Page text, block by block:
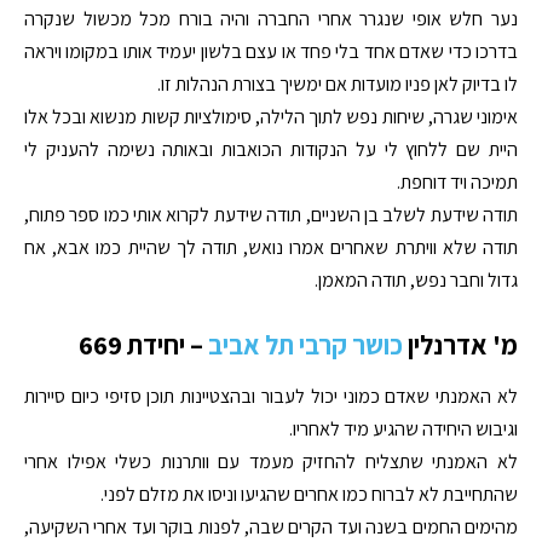
נער חלש אופי שנגרר אחרי החברה והיה בורח מכל מכשול שנקרה
בדרכו כדי שאדם אחד בלי פחד או עצם בלשון יעמיד אותו במקומו ויראה
לו בדיוק לאן פניו מועדות אם ימשיך בצורת הנהלות זו.
אימוני שגרה, שיחות נפש לתוך הלילה, סימולציות קשות מנשוא ובכל אלו
היית שם ללחוץ לי על הנקודות הכואבות ובאותה נשימה להעניק לי
תמיכה ויד דוחפת.
תודה שידעת לשלב בן השניים, תודה שידעת לקרוא אותי כמו ספר פתוח,
תודה שלא וויתרת שאחרים אמרו נואש, תודה לך שהיית כמו אבא, אח
גדול וחבר נפש, תודה המאמן.
מ' אדרנליןכושר קרבי תל אביב – יחידת 669
לא האמנתי שאדם כמוני יכול לעבור ובהצטיינות תוכן סזיפי כיום סיירות
וגיבוש היחידה שהגיע מיד לאחריו.
לא האמנתי שתצליח להחזיק מעמד עם וותרנות כשלי אפילו אחרי
שהתחייבת לא לברוח כמו אחרים שהגיעו וניסו את מזלם לפני.
מהימים החמים בשנה ועד הקרים שבה, לפנות בוקר ועד אחרי השקיעה,